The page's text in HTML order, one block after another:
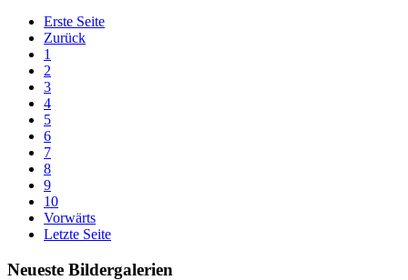
Erste Seite
Zurück
1
2
3
4
5
6
7
8
9
10
Vorwärts
Letzte Seite
Neueste Bildergalerien